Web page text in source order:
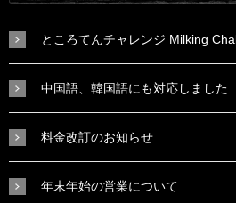
ところてんチャレンジ Milking
中国語、韓国語にも対応しました
料金改訂のお知らせ
年末年始の営業について